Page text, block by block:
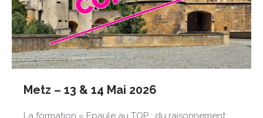
Metz – 13 & 14 Mai 2026
La formation « Epaule au TOP : du raisonnement